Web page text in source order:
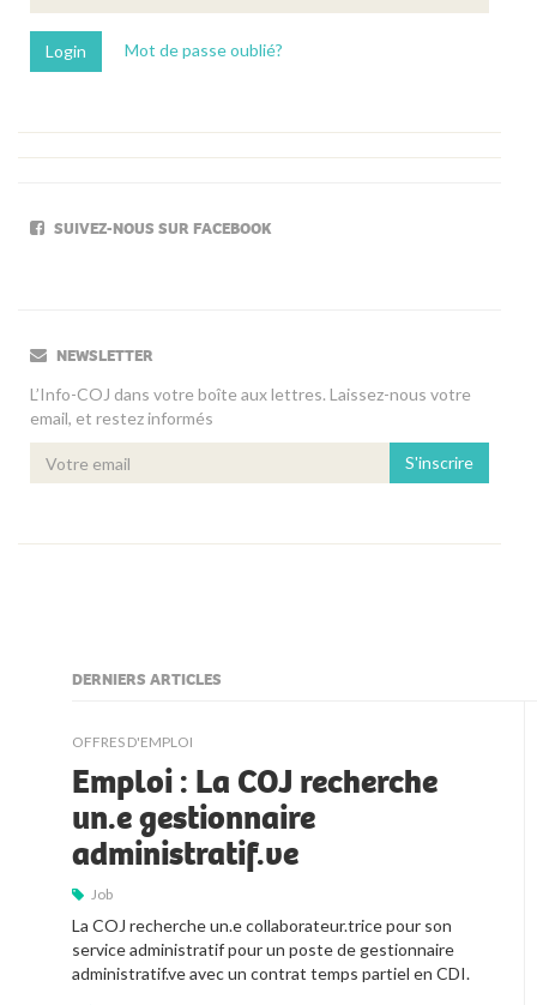
Mot de passe oublié?
SUIVEZ-NOUS SUR FACEBOOK
NEWSLETTER
L’Info-COJ dans votre boîte aux lettres. Laissez-nous votre
email, et restez informés
S'inscrire
DERNIERS ARTICLES
OFFRES D'EMPLOI
Emploi : La COJ recherche
un.e gestionnaire
administratif.ve
Job
La COJ recherche un.e collaborateur.trice pour son
service administratif pour un poste de gestionnaire
administratif.ve avec un contrat temps partiel en CDI.